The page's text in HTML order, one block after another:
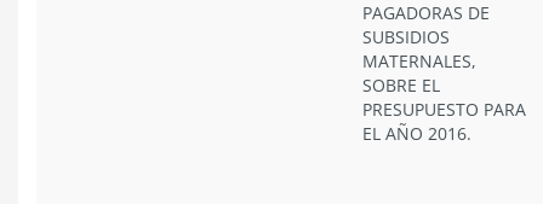
PAGADORAS DE
SUBSIDIOS
MATERNALES,
SOBRE EL
PRESUPUESTO PARA
EL AÑO 2016.